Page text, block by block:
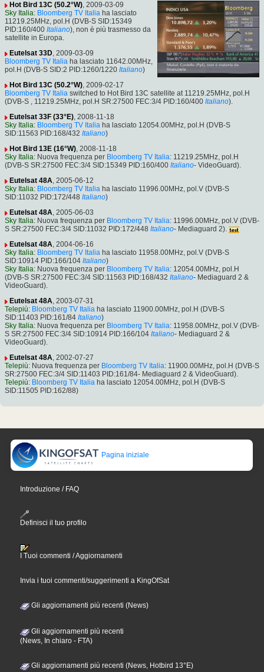
Hot Bird 13C (50.2°W), 2009-03-09
Sky Italia: Bloomberg TV Italia ha lasciato
11219.25MHz, pol.H (DVB-S SID:15349
PID:160/400 Italiano), non è più trasmesso da
satellite in Europa.
Eutelsat 33D, 2009-03-09
Bloomberg TV Italia ha lasciato 11642.00MHz,
pol.H (DVB-S SID:2 PID:1260/1220 Italiano)
Hot Bird 13C (50.2°W), 2009-02-17
Bloomberg TV Italia switched to Hot Bird 13C satellite at 11219.25MHz, pol.H
(DVB-S , 11219.25MHz, pol.H SR:27500 FEC:3/4 PID:160/400 Italiano).
Eutelsat 33F (33°E), 2008-11-18
Sky Italia: Bloomberg TV Italia ha lasciato 12054.00MHz, pol.H (DVB-S
SID:11563 PID:168/432 Italiano)
Hot Bird 13E (16°W), 2008-11-18
Sky Italia: Nuova frequenza per Bloomberg TV Italia: 11219.25MHz, pol.H
(DVB-S SR:27500 FEC:3/4 SID:15349 PID:160/400 Italiano- VideoGuard).
Eutelsat 48A, 2005-06-12
Sky Italia: Bloomberg TV Italia ha lasciato 11996.00MHz, pol.V (DVB-S
SID:11032 PID:172/448 Italiano)
Eutelsat 48A, 2005-06-03
Sky Italia: Nuova frequenza per Bloomberg TV Italia: 11996.00MHz, pol.V (DVB-
S SR:27500 FEC:3/4 SID:11032 PID:172/448 Italiano- Mediaguard 2).
Eutelsat 48A, 2004-06-16
Sky Italia: Bloomberg TV Italia ha lasciato 11958.00MHz, pol.V (DVB-S
SID:10914 PID:166/104 Italiano)
Sky Italia: Nuova frequenza per Bloomberg TV Italia: 12054.00MHz, pol.H
(DVB-S SR:27500 FEC:3/4 SID:11563 PID:168/432 Italiano- Mediaguard 2 &
VideoGuard).
Eutelsat 48A, 2003-07-31
Telepiù: Bloomberg TV Italia ha lasciato 11900.00MHz, pol.H (DVB-S
SID:11403 PID:161/84 Italiano)
Sky Italia: Nuova frequenza per Bloomberg TV Italia: 11958.00MHz, pol.V (DVB-
S SR:27500 FEC:3/4 SID:10914 PID:166/104 Italiano- Mediaguard 2 &
VideoGuard).
Eutelsat 48A, 2002-07-27
Telepiù: Nuova frequenza per Bloomberg TV Italia: 11900.00MHz, pol.H (DVB-S
SR:27500 FEC:3/4 SID:11403 PID:161/84- Mediaguard 2 & VideoGuard).
Telepiù: Bloomberg TV Italia ha lasciato 12054.00MHz, pol.H (DVB-S
SID:11505 PID:162/88)
Pagina iniziale
Introduzione / FAQ
Definisci il tuo profilo
I Tuoi commenti / Aggiornamenti
Invia i tuoi commenti/suggerimenti a KingOfSat
Gli aggiornamenti più recenti (News)
Gli aggiornamenti più recenti
(News, In chiaro - FTA)
Gli aggiornamenti più recenti (News, Hotbird 13°E)